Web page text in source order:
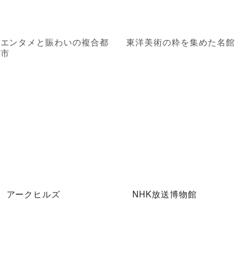
エンタメと賑わいの複合都
市
東洋美術の粋を集めた名館
アークヒルズ NHK放送博物館